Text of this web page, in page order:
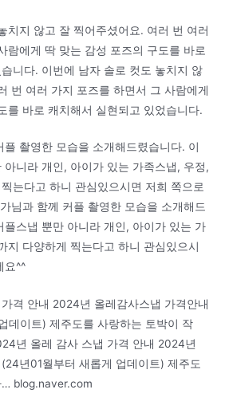
치지 않고 잘 찍어주셨어요. 여러 번 여러
람에게 딱 맞는 감성 포즈의 구도를 바로
니다. 이번에 남자 솔로 컷도 놓치지 않
번 여러 가지 포즈를 하면서 그 사람에게
를 바로 캐치해서 실현되고 있었습니다.
촬영한 모습을 소개해드렸습니다. 이
아니라 개인, 아이가 있는 가족스냅, 우정,
는다고 하니 관심있으시면 저희 쪽으로
님과 함께 커플 촬영한 모습을 소개해드
플스냅 뿐만 아니라 개인, 아이가 있는 가
지 다양하게 찍는다고 하니 관심있으시
요^^
격 안내 2024년 올레감사스냅 가격안내
데이트) 제주도를 사랑하는 토박이 작
년 올레 감사 스냅 가격 안내 2024년
년01월부터 새롭게 업데이트) 제주도
… blog.naver.com